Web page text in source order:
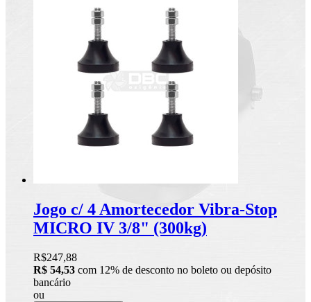
Jogo c/ 4 Amortecedor Vibra-Stop
MICRO IV 3/8" (300kg)
R$247,88
R$ 54,53 com 12% de desconto no boleto ou depósito
bancário
ou